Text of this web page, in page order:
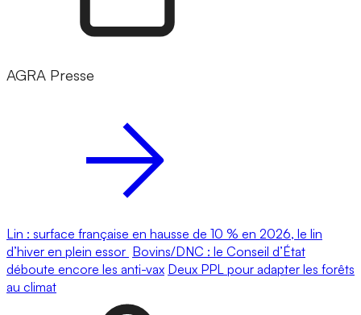
AGRA Presse
Lin : surface française en hausse de 10 % en 2026, le lin
d’hiver en plein essor Bovins/DNC : le Conseil d’État
déboute encore les anti-vax Deux PPL pour adapter les forêts
au climat